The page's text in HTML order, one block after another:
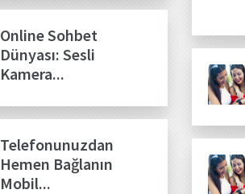
Online Sohbet
Dünyası: Sesli
Kamera...
Telefonunuzdan
Hemen Bağlanın
Mobil...